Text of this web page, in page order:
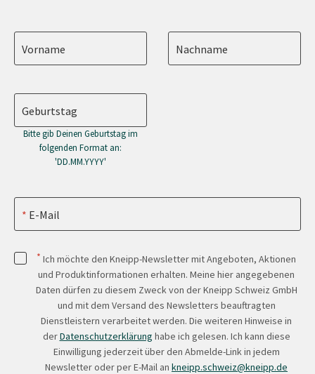
Vorname Nachname
Geburtstag
Bitte gib Deinen Geburtstag im
folgenden Format an:
'DD.MM.YYYY'
E-Mail
* Ich möchte den Kneipp-Newsletter mit Angeboten, Aktionen
und Produktinformationen erhalten. Meine hier angegebenen
Daten dürfen zu diesem Zweck von der Kneipp Schweiz GmbH
und mit dem Versand des Newsletters beauftragten
Dienstleistern verarbeitet werden. Die weiteren Hinweise in
derDatenschutzerklärung habe ich gelesen. Ich kann diese
Einwilligung jederzeit über den Abmelde-Link in jedem
Newsletter oder per E-Mail an kneipp.schweiz@kneipp.de